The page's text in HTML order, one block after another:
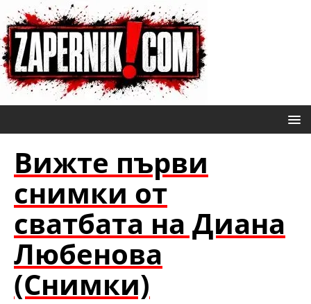
Вижте първи
снимки от
сватбата на Диана
Любенова
(Снимки)